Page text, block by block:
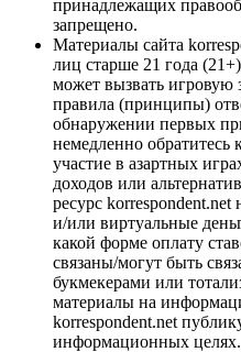
принадлежащих
запрещено.
Материалы сайта
лиц старше 21 года
может вызвать игровую
правила (принципы)
обнаружении первых
немедленно обратитесь
участие в азартных
доходов или
ресурс
и/или виртуальные
какой форме оплату
связаны/могут быть
букмекерами или
материалы на
korrespondent.net
информационных целях.